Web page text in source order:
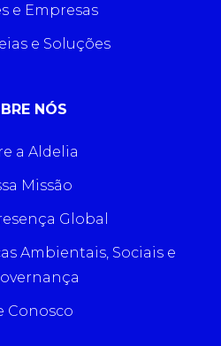
e Empresas
e Soluções
NÓS
a Aldelia
Missão
Global
Ambientais, Sociais e
Conosco